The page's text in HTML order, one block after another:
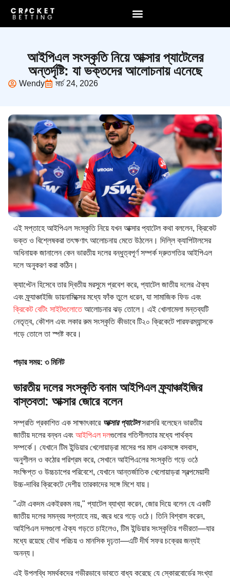
আইপিএল সংস্কৃতি নিয়ে আক্সার প্যাটেলের
অন্তর্দৃষ্টি: যা ভক্তদের আলোচনায় এনেছে
Wendy মার্চ 24, 2026
এই সপ্তাহে আইপিএল সংস্কৃতি নিয়ে যখন আক্সার প্যাটেল কথা বললেন, ক্রিকেট
ভক্ত ও বিশ্লেষকরা তৎক্ষণাৎ আলোচনায় মেতে উঠলেন। দিল্লি ক্যাপিটালসের
অধিনায়ক জানালেন কেন ভারতীয় দলের বন্ধুত্বপূর্ণ সম্পর্ক দ্রুতগতির আইপিএল
দলে অনুকরণ করা কঠিন।
ক্যাপ্টেন হিসেবে তার দ্বিতীয় মরসুমে প্রবেশ করে, প্যাটেল জাতীয় দলের ঐক্য
এবং ফ্র্যাঞ্চাইজি ডায়নামিক্সের মধ্যে ফাঁক তুলে ধরেন, যা সামাজিক ফিড এবং
ক্রিকেট বেটিং সাইটগুলোতেআলোচনার ঝড় তোলে। এই খোলামেলা মন্তব্যটি
নেতৃত্ব, কৌশল এবং লকার রুম সংস্কৃতি কীভাবে টি২০ ক্রিকেটে পারফরম্যান্সকে
গড়ে তোলে তা স্পষ্ট করে।
পড়ার সময়: ৩ মিনিট
ভারতীয় দলের সংস্কৃতি বনাম আইপিএল ফ্র্যাঞ্চাইজির
বাস্তবতা: আক্সার জোরে বলেন
সম্প্রতি প্রকাশিত এক সাক্ষাৎকারে আক্সার প্যাটেলসরাসরি বলেছেন ভারতীয়
জাতীয় দলের বন্ধন এবং আইপিএল দলগুলোর গতিশীলতার মধ্যে পার্থক্য
সম্পর্কে। যেখানে টিম ইন্ডিয়ার খেলোয়াড়রা মাসের পর মাস একসঙ্গে বসবাস,
অনুশীলন ও কঠোর পরিশ্রম করে, সেখানে আইপিএলের সংস্কৃতি গড়ে ওঠে
সংক্ষিপ্ত ও উচ্চচাপের পরিবেশে, যেখানে আন্তর্জাতিক খেলোয়াড়রা স্বল্পমেয়াদী
উচ্চ-দাবির ক্রিকেটে দেশীয় তারকাদের সঙ্গে মিশে যায়।
"এটা একদম একইরকম নয়," প্যাটেল ব্যাখ্যা করেন, জোর দিয়ে বলেন যে একটি
জাতীয় দলের সমন্বয় সপ্তাহে নয়, বছর ধরে গড়ে ওঠে। তিনি বিশ্বাস করেন,
আইপিএল দলগুলো ঐক্য গড়তে চাইলেও, টিম ইন্ডিয়ার সংস্কৃতির গভীরতা—যার
মধ্যে রয়েছে যৌথ পরিচয় ও মানসিক দৃঢ়তা—এটি দীর্ঘ সফর চক্রের জন্যই
অনন্য।
এই উপলব্ধি সমর্থকদের গভীরভাবে ভাবতে বাধ্য করেছে যে স্কোরবোর্ডের সংখ্যা